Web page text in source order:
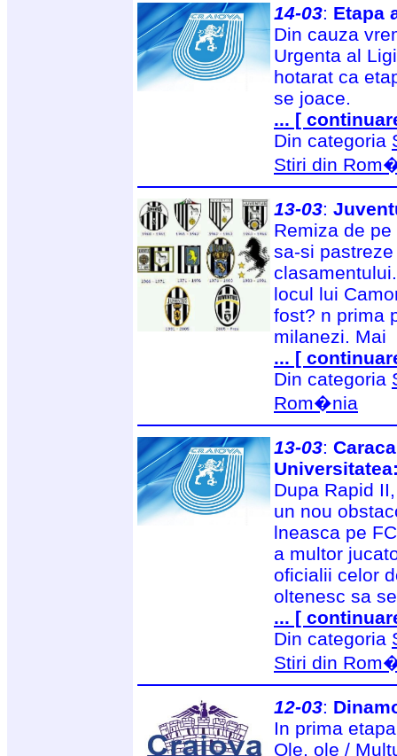
14-03: Etapa
Din cauza
Urgenta al
hotarat ca
se joace.
... [
Din categoria
Stiri din
13-03:
Remiza de
sa-si
locul lui
fost? n prima
milanezi. Mai
... [
Din categoria
Rom�nia
13-03:
Dupa Rapid
un nou
lneasca pe
a multor
oficialii celor
oltenesc sa
... [
Din categoria
Stiri din
12-03:
In prima
Ole, ole /